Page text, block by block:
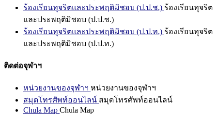
ร้องเรียนทุจริตและประพฤติมิชอบ (ป.ป.ช.) ร้องเรียนทุจริต
และประพฤติมิชอบ (ป.ป.ช.)
ร้องเรียนทุจริตและประพฤติมิชอบ (ป.ป.ท.) ร้องเรียนทุจริต
และประพฤติมิชอบ (ป.ป.ท.)
ติดต่อจุฬาฯ
หน่วยงานของจุฬาฯ หน่วยงานของจุฬาฯ
สมุดโทรศัพท์ออนไลน์ สมุดโทรศัพท์ออนไลน์
Chula Map Chula Map